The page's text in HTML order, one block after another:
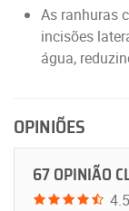
As ranhuras
incisões
água,
OPINIÕES
67 OPINIÃO